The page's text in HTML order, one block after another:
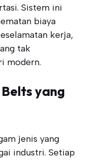
Sistem ini
biaya
kerja,
tak
modern.
yang
jenis yang
industri. Setiap